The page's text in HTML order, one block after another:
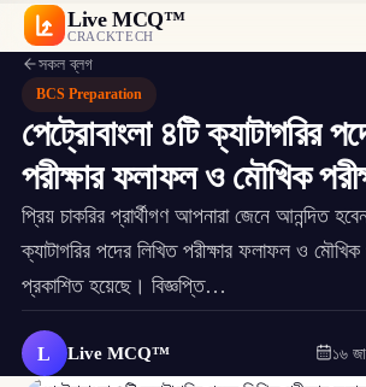
Live MCQ™
CRACKTECH
সকল ব্লগ
BCS Preparation
পেট্রোবাংলা ৪টি ক্যাটাগরির
পরীক্ষার ফলাফল ও মৌখিক
প্রিয় চাকরির প্রার্থীগণ আপনারা জেনে আনন্দিত
ক্যাটাগরির পদের লিখিত পরীক্ষার ফলাফল ও মৌখিক
প্রকাশিত হয়েছে। বিজ্ঞপ্তি…
L Live MCQ™ ১৬